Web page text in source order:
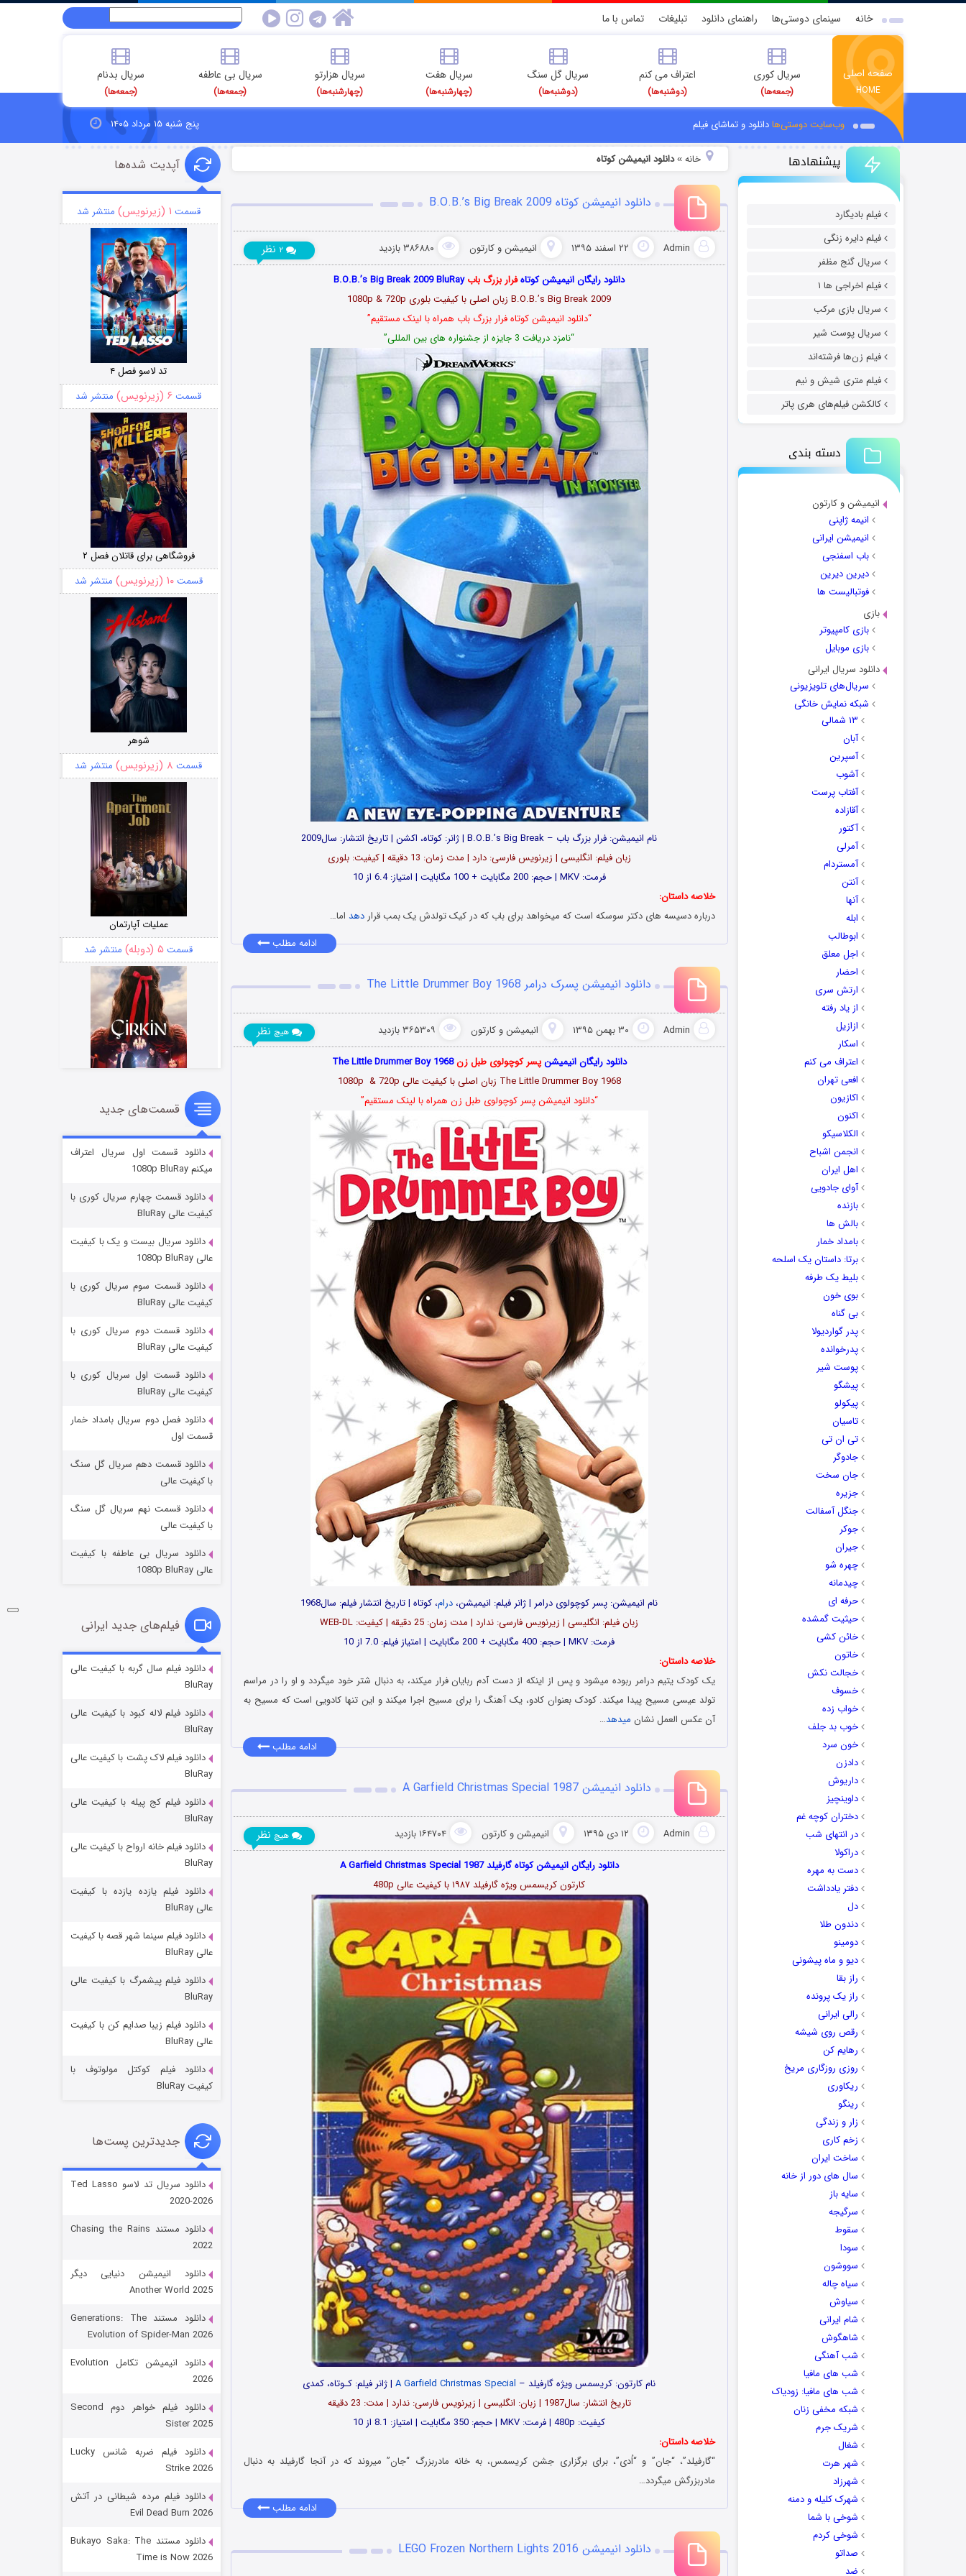
خانه سینمای دوستی‌ها راهنمای دانلود تبلیغات تماس با ما
صفحه اصلی
HOME
سریال کوری
(جمعه‌ها)
اعتراف می کنم
(دوشنبه‌ها)
سریال گل سنگ
(دوشنبه‌ها)
سریال هفت
(چهارشنبه‌ها)
سریال هزارتو
(چهارشنبه‌ها)
سریال بی عاطفه
(جمعه‌ها)
سریال بدنام
(جمعه‌ها)
وب‌سایت دوستی‌هادانلود و تماشای فیلم پنج شنبه ۱۵ مرداد ۱۴۰۵
پیشنهادها
فیلم بادیگارد
فیلم دایره زنگی
سریال گنج مظفر
فیلم اخراجی ها ۱
سریال بازی مرکب
سریال پوست شیر
فیلم زن‌ها فرشته‌اند
فیلم متری شیش و نیم
کالکشن فیلم‌های هری پاتر
دسته بندی
انیمیشن و کارتون
انیمه ژاپنی
انیمیشن ایرانی
باب اسفنجی
دیرین دیرین
فوتبالیست ها
بازی
بازی کامپیوتر
بازی موبایل
دانلود سریال ایرانی
سریال‌های تلویزیونی
شبکه نمایش خانگی
۱۳ شمالی
آبان
آسپرین
آشوب
آفتاب پرست
آقازاده
آکتور
آمرلی
آمستردام
آنتن
آنها
ابله
ابوطالب
اجل معلق
احضار
ارتش سری
از یاد رفته
ازازیل
اسکار
اعتراف می کنم
افعی تهران
اکازیون
اکنون
الکلاسیکو
انجمن اشباح
اهل ایران
آوای جادویی
بازنده
بالش ها
بامداد خمار
برتا: داستان یک اسلحه
بلیط یک‌‌ طرفه
بوی خون
بی گناه
پدر گواردیولا
پدرخوانده
پوست شیر
پیشگو
پیکولو
تاسیان
تی ان تی
جادوگر
جان سخت
جزیره
جنگل آسفالت
جوکر
جیران
چهره شو
چیدمانه
حرفه ای
حیثیت گمشده
خائن کشی
خاتون
خجالت نکش
خسوف
خواب زده
خوب بد جلف
خون سرد
دادزن
داریوش
داوینچیز
دختران کوچه غم
در انتهای شب
دراکولا
دست به مهره
دفتر یادداشت
دل
دندون طلا
دومینو
دیو و ماه پیشونی
راز بقا
راز یک پرونده
رالی ایرانی
رقص روی شیشه
رهایم کن
روزی روزگاری مریخ
ریکاوری
رینگو
زار و زندگی
زخم کاری
ساخت ایران
سال های دور از خانه
سایه باز
سرگیجه
سقوط
سودا
سووشون
سیاه چاله
سیاوش
شام ایرانی
شاهگوش
شب آهنگی
شب های مافیا
شب های مافیا: زودیاک
شبکه مخفی زنان
شریک جرم
شغال
شهر هرت
شهرزاد
شهرک کلیله و دمنه
شوخی با شما
شوخی کردم
صداتو
ضد
خانه»دانلود انیمیشن کوتاه
دانلود انیمیشن کوتاه B.O.B.’s Big Break 2009
Admin ۲۲ اسفند ۱۳۹۵ انیمیشن و کارتون ۳۸۶۸۸۰ بازدید ۲ نظر
دانلود رایگان انیمیشن کوتاهفرار بزرگ بابB.O.B.’s Big Break 2009 BluRay
B.O.B.’s Big Break 2009 زبان اصلی با کیفیت بلوری 1080p & 720p
“دانلود انیمیشن کوتاه فرار بزرگ باب همراه با لینک مستقیم”
“نامزد دریافت 3 جایزه از جشنواره های بین المللی”
نام انیمیشن: فرار بزرگ باب – B.O.B.’s Big Break | ژانر: کوتاه، اکشن | تاریخ انتشار: سال2009
زبان فیلم: انگلیسی | زیرنویس فارسی: دارد | مدت زمان: 13 دقیقه | کیفیت: بلوری
فرمت: MKV | حجم: 200 مگابایت + 100 مگابایت | امتیاز: 6.4 از 10
خلاصه داستان:
درباره دسیسه های دکتر سوسکه است که میخواهد برای باب که در کیک تولدش یک بمب قراردهد اما…
ادامه مطلب
دانلود انیمیشن پسرک درامر The Little Drummer Boy 1968
Admin ۳۰ بهمن ۱۳۹۵ انیمیشن و کارتون ۳۶۵۳۰۹ بازدید هیچ نظر
دانلود رایگان انیمیشنپسر کوچولوی طبل زنThe Little Drummer Boy 1968
The Little Drummer Boy 1968 زبان اصلی با کیفیت عالی 1080p & 720p
“دانلود انیمیشن پسر کوچولوی طبل زن همراه با لینک مستقیم”
نام انیمیشن: پسر کوچولوی درامر | ژانر فیلم: انیمیشن، درام، کوتاه | تاریخ انتشار فیلم: سال1968
زبان فیلم: انگلیسی | زیرنویس فارسی: ندارد | مدت زمان: 25 دقیقه | کیفیت: WEB-DL
فرمت: MKV | حجم: 400 مگابایت + 200 مگابایت | امتیاز فیلم: 7.0 از 10
خلاصه داستان:
یک کودک یتیم درامر ربوده میشود و پس از اینکه از دست آدم ربایان فرار میکند، به دنبال شتر خود میگردد و او را در مراسم
تولد عیسی مسیح پیدا میکند. کودک بعنوان کادو، یک آهنگ را برای مسیح اجرا میکند و این تنها کادویی است که مسیح به
آن عکس العمل نشان میدهد…
ادامه مطلب
دانلود انیمیشن A Garfield Christmas Special 1987
Admin ۱۲ دی ۱۳۹۵ انیمیشن و کارتون ۱۶۴۷۰۴ بازدید هیچ نظر
دانلود رایگان انیمیشن کوتاه گارفیلد A Garfield Christmas Special 1987
کارتون کریسمس ویژه گارفیلد ۱۹۸۷ با کیفیت عالی 480p
نام کارتون: کریسمس ویژه گارفیلد – A Garfield Christmas Special| ژانر فیلم: کـوتاه، کمدی
تاریخ انتشار: سال1987 | زبان: انگلیسی | زیرنویس فارسی: ندارد | مدت: 23 دقیقه
کیفیت: 480p | فرمت: MKV | حجم: 350 مگابایت | امتیاز: 8.1 از 10
خلاصه داستان:
“گارفیلد”، “جان” و “اُدی”، برای برگزاری جشن کریسمس، به خانه مادربزرگ “جان” میروند که در آنجا گارفیلد به دنبال
مادربزرگش میگردد…
ادامه مطلب
دانلود انیمیشن LEGO Frozen Northern Lights 2016
آپدیت شده‌ها
قسمت ۱ (زیرنویس) منتشر شد
تد لاسو فصل ۴
قسمت ۶ (زیرنویس) منتشر شد
فروشگاهی برای قاتلان فصل ۲
قسمت۱۰ (زیرنویس) منتشر شد
شوهر
قسمت ۸ (زیرنویس) منتشر شد
عملیات آپارتمان
قسمت ۵ (دوبله) منتشر شد
سریال زشت
قسمت۲ (زیرنویس) منتشر شد
مردگان متحرک: شهر مرده ۳
شکست استوارت در نجات جهان
قسمت ۷ (زیرنویس) منتشر شد
شوگر فصل ۲
قسمت
خاندان اژدها فصل ۳
جادوگری در مغولستان
قسمت
رویایی برای تو
قسمت
قسمت‌های جدید
دانلود قسمت اول سریال اعتراف
میکنم 1080p BluRay
دانلود قسمت چهارم سریال کوری با
کیفیت عالی BluRay
دانلود سریال بیست و یک با کیفیت
عالی 1080p BluRay
دانلود قسمت سوم سریال کوری با
کیفیت عالی BluRay
دانلود قسمت دوم سریال کوری با
کیفیت عالی BluRay
دانلود قسمت اول سریال کوری با
کیفیت عالی BluRay
دانلود فصل دوم سریال بامداد خمار
قسمت اول
دانلود قسمت دهم سریال گل سنگ
با کیفیت عالی
دانلود قسمت نهم سریال گل سنگ
با کیفیت عالی
دانلود سریال بی عاطفه با کیفیت
عالی 1080p BluRay
فیلم‌های جدید ایرانی
دانلود فیلم سال گربه با کیفیت عالی
BluRay
دانلود فیلم لاله کبود با کیفیت عالی
BluRay
دانلود فیلم لاک پشت با کیفیت عالی
BluRay
دانلود فیلم کج‌ پیله با کیفیت عالی
BluRay
دانلود فیلم خانه ارواح با کیفیت عالی
BluRay
دانلود فیلم یازده یازده با کیفیت
عالی BluRay
دانلود فیلم سینما شهر قصه با کیفیت
عالی BluRay
دانلود فیلم پیشمرگ با کیفیت عالی
BluRay
دانلود فیلم زیبا صدایم کن با کیفیت
عالی BluRay
دانلود فیلم کوکتل مولوتوف با
کیفیت BluRay
جدیدترین پست‌ها
دانلود سریال تد لاسو Ted Lasso
2020-2026
دانلود مستند Chasing the Rains
2022
دانلود انیمیشن دنیایی دیگر
Another World 2025
دانلود مستند Generations: The
Evolution of Spider-Man 2026
دانلود انیمیشن تکامل Evolution
2026
دانلود فیلم خواهر دوم Second
Sister 2025
دانلود فیلم ضربه شانس Lucky
Strike 2026
دانلود فیلم مرده شیطانی در آتش
Evil Dead Burn 2026
دانلود مستند Bukayo Saka: The
Time is Now 2026